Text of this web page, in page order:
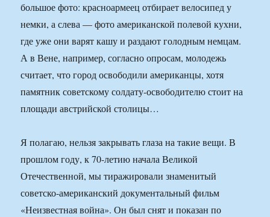
большое фото: красноармеец отбирает велосипед у
немки, а слева — фото американской полевой кухни,
где уже они варят кашу и раздают голодным немцам.
А в Вене, например, согласно опросам, молодежь
считает, что город освободили американцы, хотя
памятник советскому солдату-освободителю стоит на
площади австрийской столицы…
Я полагаю, нельзя закрывать глаза на такие вещи. В
прошлом году, к 70-летию начала Великой
Отечественной, мы тиражировали знаменитый
советско-американский документальный фильм
«Неизвестная война». Он был снят и показан по